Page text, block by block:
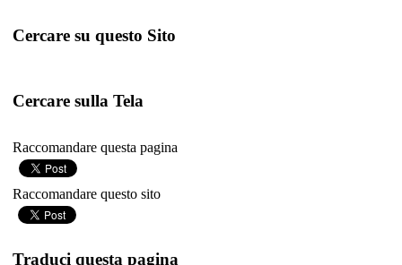
Cercare su questo Sito
Cercare sulla Tela
Raccomandare questa pagina
Raccomandare questo sito
Traduci questa pagina